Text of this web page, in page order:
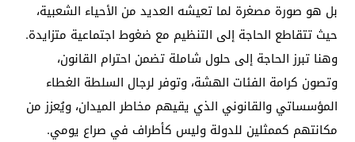
بل هو صورة مصغرة لما تعيشه العديد من الأحياء الشعبية،
حيث تتقاطع الحاجة إلى التنظيم مع ضغوط اجتماعية متزايدة.
وهنا تبرز الحاجة إلى حلول شاملة تضمن احترام القانون،
وتصون كرامة الفئات الهشة، وتوفر لرجال السلطة الغطاء
المؤسساتي والقانوني الذي يقيهم مخاطر الميدان، ويُعزز من
مكانتهم كممثلين للدولة وليس كأطراف في صراع يومي.